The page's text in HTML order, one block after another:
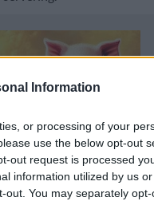
Information
or processing of your
use the below opt-out
out request is processed
information utilized by us
You may separately